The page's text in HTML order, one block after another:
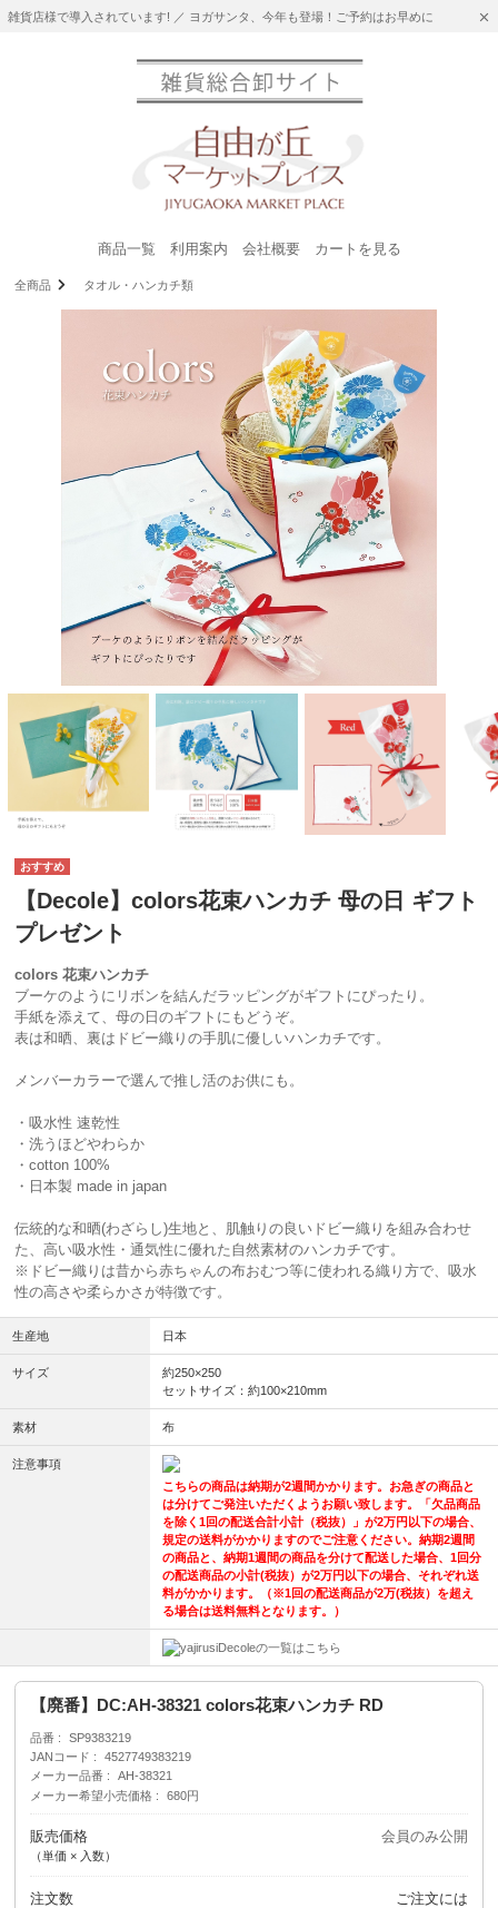
雑貨店様で導入されています! ／ ヨガサンタ、今年も登場！ご予約はお早めに
商品一覧 利用案内 会社概要 カートを見る
全商品 タオル・ハンカチ類
【Decole】colors花束ハンカチ 母の日 ギフト
プレゼント
colors 花束ハンカチ
ブーケのようにリボンを結んだラッピングがギフトにぴったり。
手紙を添えて、母の日のギフトにもどうぞ。
表は和晒、裏はドビー織りの手肌に優しいハンカチです。
メンバーカラーで選んで推し活のお供にも。
・吸水性 速乾性
・洗うほどやわらか
・cotton 100%
・日本製 made in japan
伝統的な和晒(わざらし)生地と、肌触りの良いドビー織りを組み合わせ
た、高い吸水性・通気性に優れた自然素材のハンカチです。
※ドビー織りは昔から赤ちゃんの布おむつ等に使われる織り方で、吸水
性の高さや柔らかさが特徴です。
生産地 日本
サイズ
約250×250
セットサイズ：約100×210mm
素材 布
注意事項
こちらの商品は納期が2週間かかります。お急ぎの商品と
は分けてご発注いただくようお願い致します。「欠品商品
を除く1回の配送合計小計（税抜）」が2万円以下の場合、
規定の送料がかかりますのでご注意ください。納期2週間
の商品と、納期1週間の商品を分けて配送した場合、1回分
の配送商品の小計(税抜）が2万円以下の場合、それぞれ送
料がかかります。（※1回の配送商品が2万(税抜）を超え
る場合は送料無料となります。）
Decoleの一覧はこちら
【廃番】DC:AH-38321 colors花束ハンカチ RD
品番
SP9383219
JANコード
4527749383219
メーカー品番
AH-38321
メーカー希望小売価格
680円
販売価格
（単価 × 入数）
会員のみ公開
注文数
ご注文には